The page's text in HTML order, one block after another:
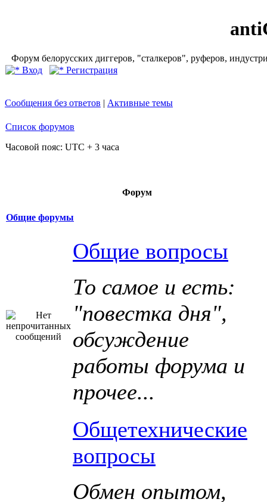
Форум белорусских диггеров, "сталкеров", руферов,
Вход
Регистрация
Сообщения без ответов | Активные темы
Список форумов
Часовой пояс: UTC + 3 часа
Форум
Общие форумы
Общие вопросы
То самое и есть:
"повестка дня",
обсуждение
работы форума и
прочее...
Общетехнические
вопросы
Обмен опытом,